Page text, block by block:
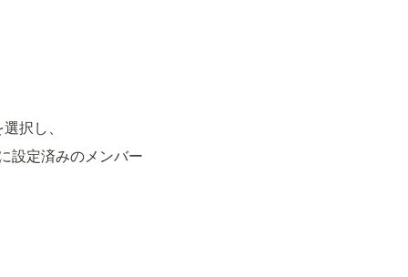
択し、
設定済みのメンバー